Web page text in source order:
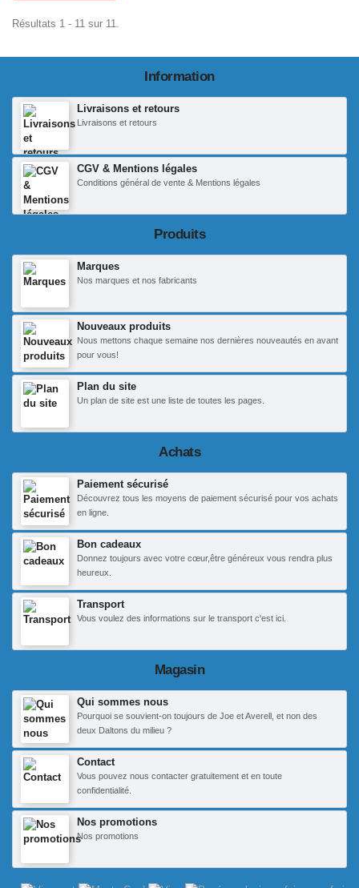
Résultats 1 - 11 sur 11.
Information
Livraisons et retours
Livraisons et retours
CGV & Mentions légales
Conditions général de vente & Mentions légales
Produits
Marques
Nos marques et nos fabricants
Nouveaux produits
Nous mettons chaque semaine nos dernières nouveautés en avant
pour vous!
Plan du site
Un plan de site est une liste de toutes les pages.
Achats
Paiement sécurisé
Découvrez tous les moyens de paiement sécurisé pour vos achats
en ligne.
Bon cadeaux
Donnez toujours avec votre cœur,être généreux vous rendra plus
heureux.
Transport
Vous voulez des informations sur le transport c'est ici.
Magasin
Qui sommes nous
Pourquoi se souvient-on toujours de Joe et Averell, et non des
deux Daltons du milieu ?
Contact
Vous pouvez nous contacter gratuitement et en toute
confidentialité.
Nos promotions
Nos promotions